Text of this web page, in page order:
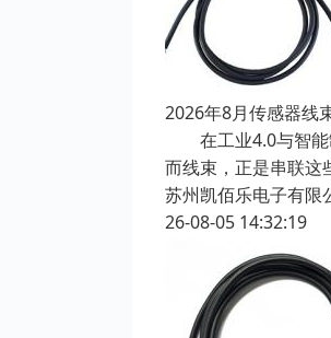
2026年8月传感器线
在工业4.0与智能
而线束，正是串联
苏州凯佰乐电子有限
26-08-05 14:32:19